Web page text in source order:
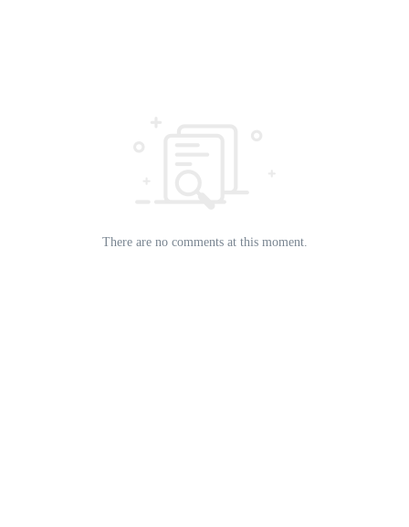
There are no comments at this moment.